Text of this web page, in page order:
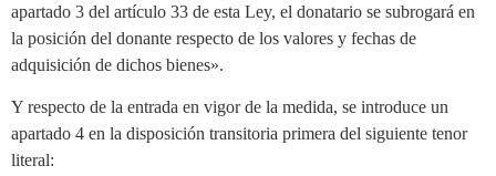
apartado 3 del artículo 33 de esta Ley, el donatario se subrogará en
la posición del donante respecto de los valores y fechas de
adquisición de dichos bienes».
Y respecto de la entrada en vigor de la medida, se introduce un
apartado 4 en la disposición transitoria primera del siguiente tenor
literal: